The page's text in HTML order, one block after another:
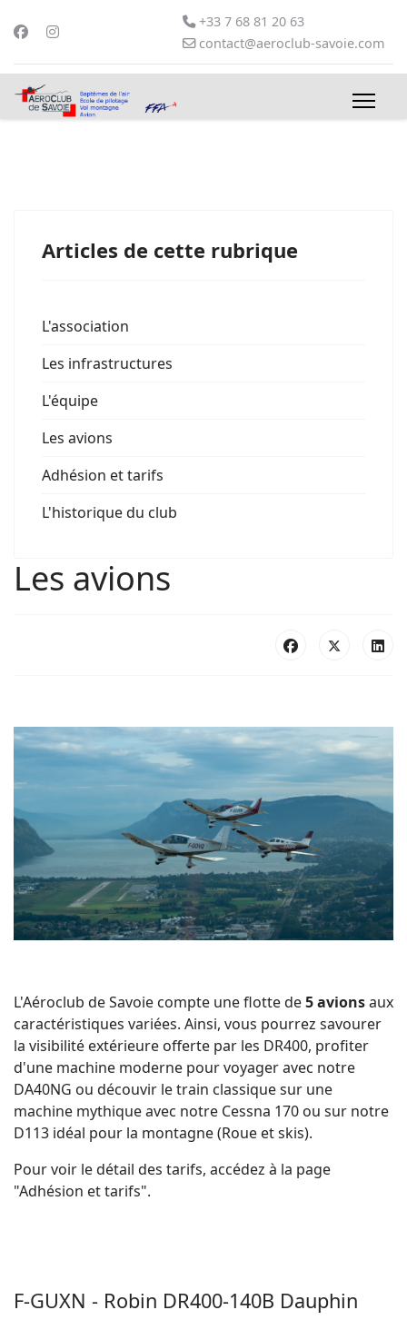
+33 7 68 81 20 63
contact@aeroclub-savoie.com
Articles de cette rubrique
L'association
Les infrastructures
L'équipe
Les avions
Adhésion et tarifs
L'historique du club
Les avions
L'Aéroclub de Savoie compte une flotte de5avionsaux
caractéristiques variées. Ainsi, vous pourrez savourer
la visibilité extérieure offerte par les DR400, profiter
d'une machine moderne pour voyager avec notre
DA40NG ou découvir le train classique sur une
machine mythique avec notre Cessna 170 ou sur notre
D113 idéal pour la montagne (Roue et skis).
Pour voir le détail des tarifs, accédez à la page
"Adhésion et tarifs".
F-GUXN - Robin DR400-140B Dauphin